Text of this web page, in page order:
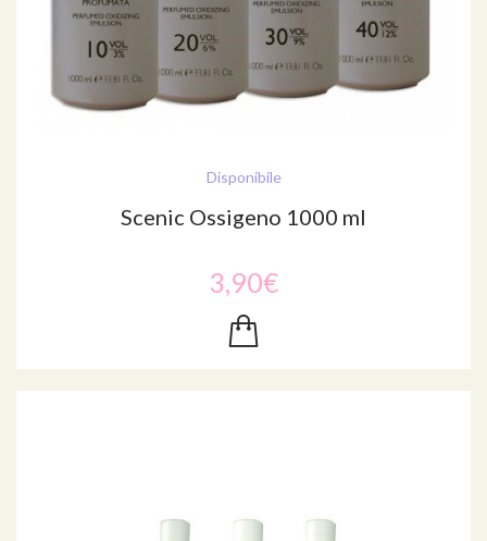
Disponibile
Scenic Ossigeno 1000 ml
3,90€